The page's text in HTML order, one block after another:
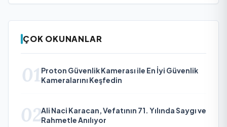
ÇOK OKUNANLAR
01 Proton Güvenlik Kamerası ile En İyi Güvenlik
Kameralarını Keşfedin
02Ali Naci Karacan, Vefatının 71. Yılında Saygı ve
Rahmetle Anılıyor